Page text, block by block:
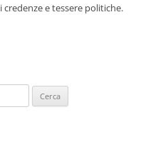
e tessere politiche.